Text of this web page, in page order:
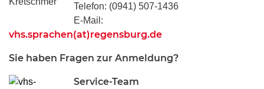
Telefon: (0941) 507-1436
E-Mail:
vhs.sprachen(at)regensburg.de
Sie haben Fragen zur Anmeldung?
Service-Team